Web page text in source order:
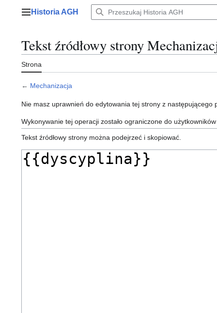
Menu główne
Historia AGH
Tekst źródłowy strony
Strona
← Mechanizacja
Nie masz uprawnień do edytowania tej strony z następującego
Wykonywanie tej operacji zostało ograniczone do
Tekst źródłowy strony można podejrzeć i skopiować.